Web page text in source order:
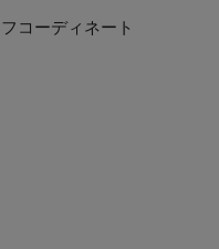
コーディネート